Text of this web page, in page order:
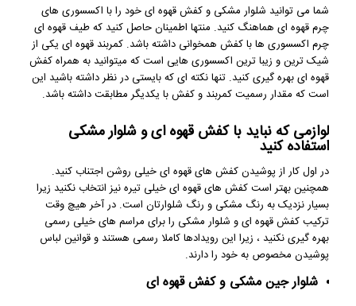
شما می توانید شلوار مشکی و کفش قهوه ای خود را با اکسسوری های
چرم قهوه ای هماهنگ کنید. منتها اطمینان حاصل کنید که طیف قهوه ای
چرم اکسسوری ها با کفش همخوانی داشته باشد. کمربند قهوه ای یکی از
شیک ترین و زیبا ترین اکسسوری هایی است که میتوانید به همراه کفش
قهوه ای بهره گیری کنید. تنها نکته ای که بایستی در نظر داشته باشید این
است که مقدار رسمیت کمربند و کفش با یکدیگر مطابقت داشته باشد.
لوازمی که نباید با کفش قهوه ای و شلوار مشکی
استفاده کنید
در اول کار از پوشیدن کفش های قهوه ای خیلی روشن اجتناب کنید.
همچنین بهتر است کفش های قهوه ای خیلی تیره نیز انتخاب نکنید زیرا
بسیار نزدیک به رنگ مشکی و رنگ شلوارتان است. در آخر هیچ وقت
ترکیب کفش قهوه ای و شلوار مشکی را برای مراسم های خیلی رسمی
بهره گیری نکنید ، زیرا این رویدادها کاملا رسمی هستند و قوانین لباس
پوشیدن مخصوص به خود را دارند.
شلوار جین مشکی و کفش قهوه ای